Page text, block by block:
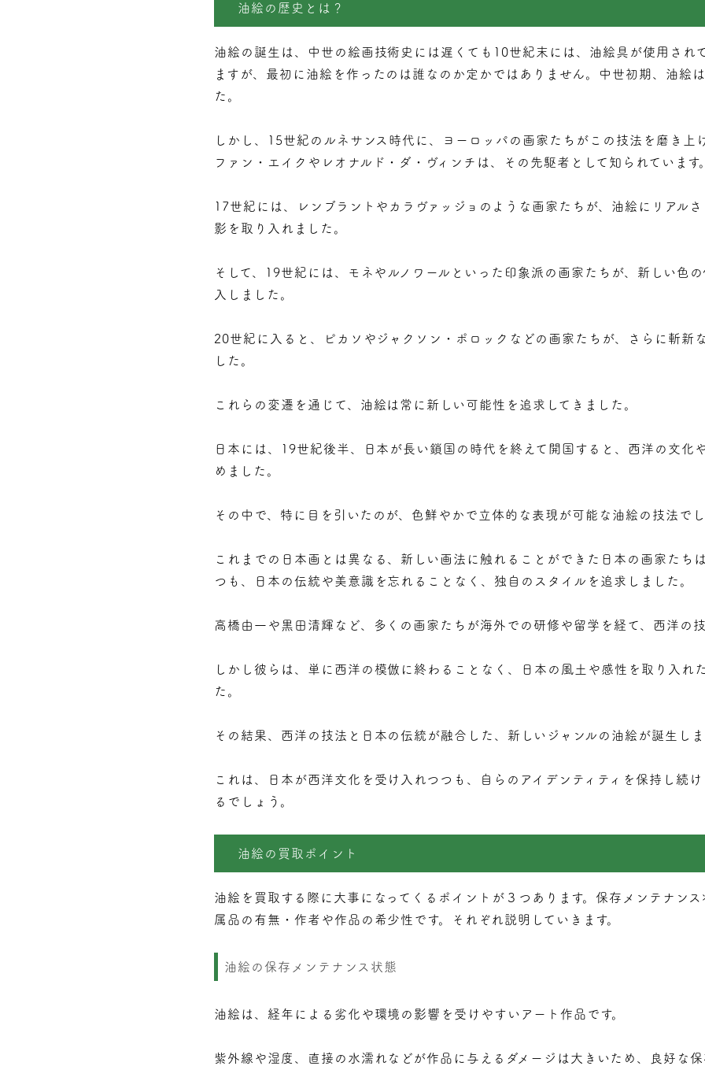
油絵の歴史とは？
油絵の誕生は、中世の絵画技術史には遅くても10世紀末には、油絵具が使用され
ますが、最初に油絵を作ったのは誰なのか定かではありません。中世初期、油絵
た。
しかし、15世紀のルネサンス時代に、ヨーロッパの画家たちがこの技法を磨き上
ファン・エイクやレオナルド・ダ・ヴィンチは、その先駆者として知られています
17世紀には、レンブラントやカラヴァッジョのような画家たちが、油絵にリアル
影を取り入れました。
そして、19世紀には、モネやルノワールといった印象派の画家たちが、新しい色
入しました。
20世紀に入ると、ピカソやジャクソン・ポロックなどの画家たちが、さらに斬新
した。
これらの変遷を通じて、油絵は常に新しい可能性を追求してきました。
日本には、19世紀後半、日本が長い鎖国の時代を終えて開国すると、西洋の文化
めました。
その中で、特に目を引いたのが、色鮮やかで立体的な表現が可能な油絵の技法で
これまでの日本画とは異なる、新しい画法に触れることができた日本の画家たち
つも、日本の伝統や美意識を忘れることなく、独自のスタイルを追求しました。
高橋由一や黒田清輝など、多くの画家たちが海外での研修や留学を経て、西洋の
しかし彼らは、単に西洋の模倣に終わることなく、日本の風土や感性を取り入れ
た。
その結果、西洋の技法と日本の伝統が融合した、新しいジャンルの油絵が誕生し
これは、日本が西洋文化を受け入れつつも、自らのアイデンティティを保持し続
るでしょう。
油絵の買取ポイント
油絵を買取する際に大事になってくるポイントが３つあります。保存メンテナン
属品の有無・作者や作品の希少性です。それぞれ説明していきます。
油絵の保存メンテナンス状態
油絵は、経年による劣化や環境の影響を受けやすいアート作品です。
紫外線や湿度、直接の水濡れなどが作品に与えるダメージは大きいため、良好な